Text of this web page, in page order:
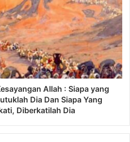
Allah : Siapa yang
Dia Dan Siapa Yang
Diberkatilah Dia